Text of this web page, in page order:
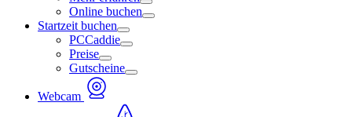
Online buchen
Startzeit buchen
PCCaddie
Preise
Gutscheine
Webcam